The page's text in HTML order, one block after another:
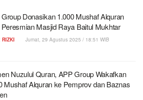
Donasikan 1.000 Mushaf Alquran
Masjid Raya Baitul Mukhtar
RIZKI Jumat, 29 Agustus 2025 / 18:51 WIB
Nuzulul Quran, APP Group Wakafkan
Mushaf Alquran ke Pemprov dan Baznas